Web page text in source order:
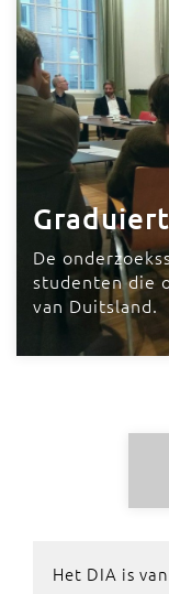
De
studenten die
van Duitsland.
Het DIA is